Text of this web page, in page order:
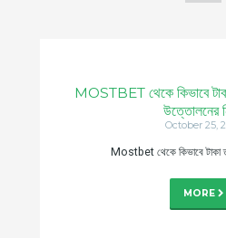
MOSTBET থেকে কিভাবে
উত্তোলনের
October 25,
Mostbet থেকে কিভাবে টাকা
MORE